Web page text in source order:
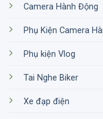
Camera Hành Động
Phụ Kiện Camera
Phụ kiện Vlog
Tai Nghe Biker
Xe đạp điện